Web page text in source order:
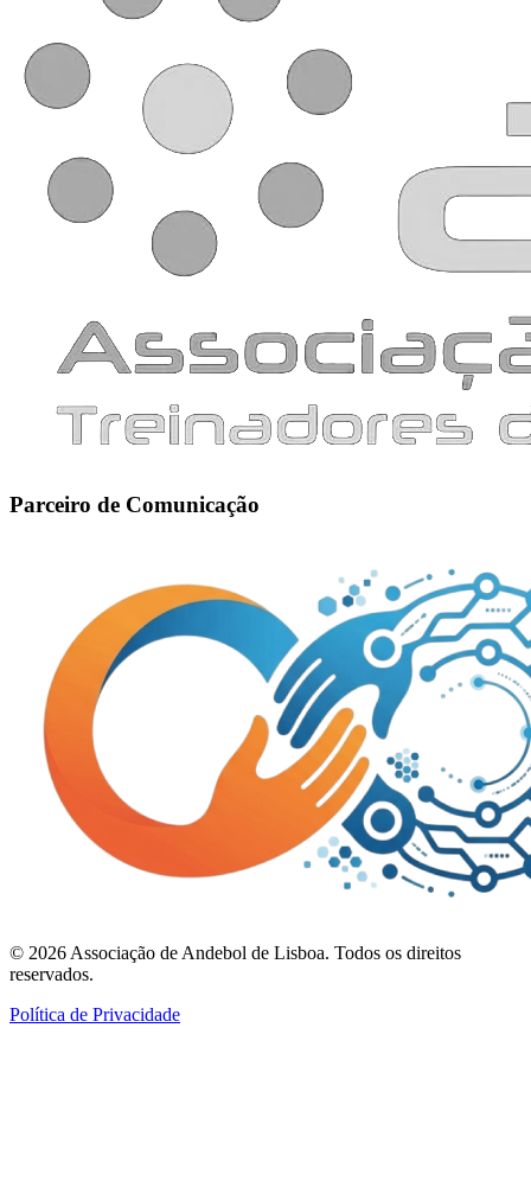
Parceiro de Comunicação
© 2026 Associação de Andebol de Lisboa. Todos os direitos
reservados.
Política de Privacidade